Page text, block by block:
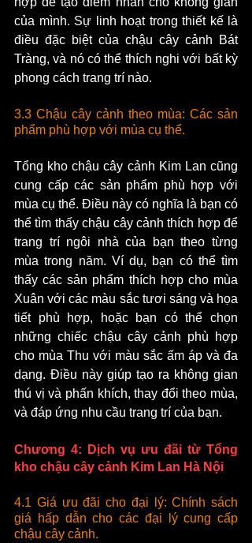
của mình. Sự linh hoạt trong thiết kế là
điều đặc biệt của chậu cây cảnh Bát
Tràng, và nó có thể thích nghi với bất kỳ
phong cách trang trí nào.
3.3 Chậu cây cảnh theo mùa: Các sản
phẩm phù hợp với mùa cụ thể.
Tổng kho chậu cây cảnh Kim Lan cũng
cung cấp các sản phẩm phù hợp với
mùa cụ thể. Điều này có nghĩa là bạn có
thể tìm thấy chậu cây cảnh thích hợp để
trang trí ngôi nhà của bạn theo từng
mùa trong năm. Ví dụ, bạn có thể tìm
thấy các sản phẩm thích hợp cho mùa
Xuân với các màu sắc tươi sáng và họa
tiết phù hợp, hoặc bạn có thể chọn
những chiếc chậu cây cảnh phù hợp
cho mùa Thu với màu sắc ấm áp và đa
dạng. Điều này giúp tạo ra không gian
thú vị và phấn khích, thay đổi theo mùa,
và đáp ứng nhu cầu trang trí của bạn.
Chương 4: Dịch vụ ưu đãi từ Tổng
kho chậu cây cảnh Kim Lan Hà Nội
4.1 Giá ưu đãi cho đại lý: Chính sách
giá hấp dẫn cho các đại lý cung cấp
chậu cây cảnh.